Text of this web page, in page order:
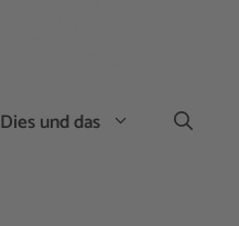
Dies und das